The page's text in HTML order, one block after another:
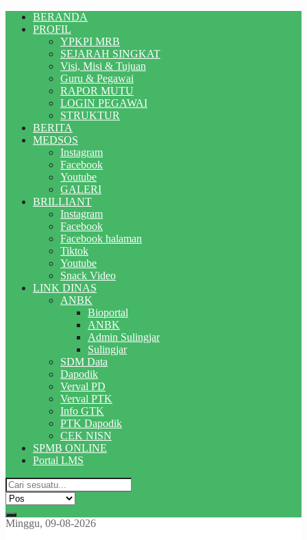
BERANDA
PROFIL
YPKPI MRB
SEJARAH SINGKAT
Visi, Misi & Tujuan
Guru & Pegawai
RAPOR MUTU
LOGIN PEGAWAI
STRUKTUR
BERITA
MEDSOS
Instagram
Facebook
Youtube
GALERI
BRILLIANT
Instagram
Facebook
Facebook halaman
Tiktok
Youtube
Snack Video
LINK DINAS
ANBK
Bioportal
ANBK
Admin Sulingjar
Sulingjar
SDM Data
Dapodik
Verval PD
Verval PTK
Info GTK
PTK Dapodik
CEK NISN
SPMB ONLINE
Portal LMS
Minggu, 09-08-2026